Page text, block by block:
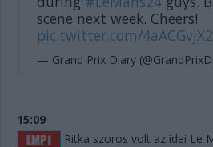
scene next week. Cheers!
pic.twitter.com/
— Grand Prix Diary
15:09
Ritka szoros volt az idei Le